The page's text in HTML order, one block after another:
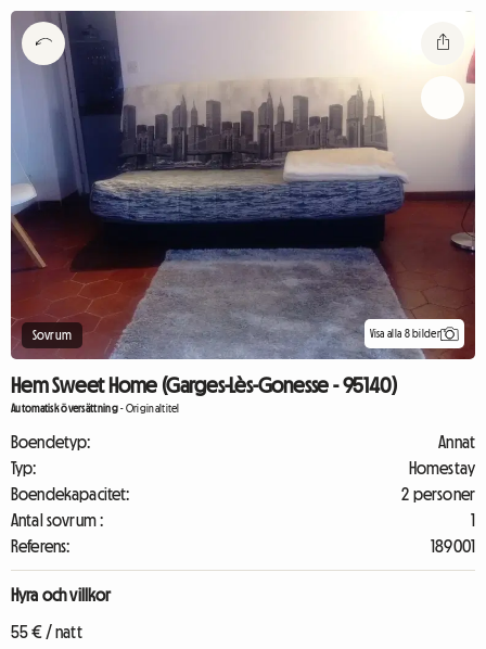
Sovrum Visa alla 8 bilder
Hem Sweet Home (Garges-Lès-Gonesse - 95140)
Automatisk översättning-Originaltitel
Boendetyp:
Annat
Typ:
Homestay
Boendekapacitet:
2 personer
Antal sovrum :
1
Referens:
189001
Hyra och villkor
55 € / natt